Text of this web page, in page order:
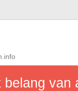
belang van